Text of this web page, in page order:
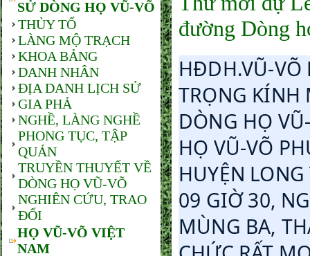
SỬ DÒNG HỌ VŨ-VÕ
THỦY TỔ
LÀNG MỘ TRẠCH
KHOA BẢNG
DANH NHÂN
ĐỊA DANH LỊCH SỬ
GIA PHẢ
NGHỀ, LÀNG NGHỀ
PHONG TỤC, TẬP
QUÁN
TRUYỀN THUYẾT VỀ
DÒNG HỌ VŨ-VÕ
NGHIÊN CỨU, TRAO
ĐỔI
HỌ VŨ-VÕ VIỆT
NAM
đường Dòng
HĐDH.VŨ-VÕ
TRỌNG KÍNH
DÒNG HỌ
HỌ VŨ-VÕ
HUYỆN
09 GIỜ 30,
MÙNG BA,